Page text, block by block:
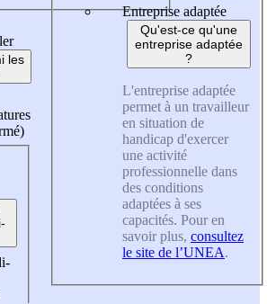
les
Entreprise adaptée
Qu'est-ce qu'une
entreprise adaptée
?
L'entreprise adaptée
permet à un travailleur
en situation de
handicap d'exercer
une activité
professionnelle dans
des conditions
adaptées à ses
capacités. Pour en
savoir plus, consultez
le site de l’UNEA.